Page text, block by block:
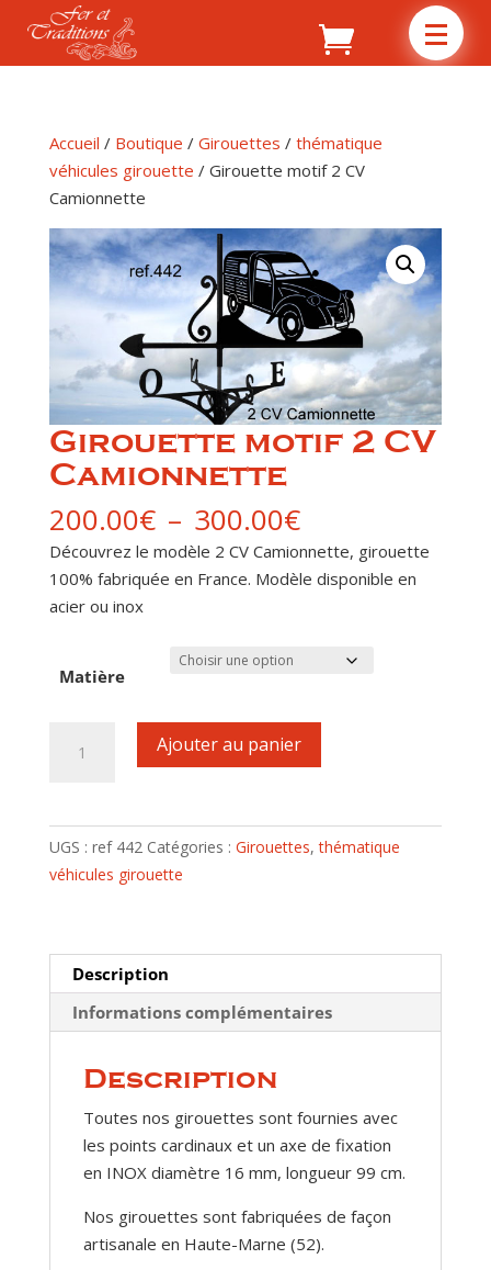
Accueil / Boutique / Girouettes / thématique
véhicules girouette / Girouette motif 2 CV
Camionnette
Girouette motif 2 CV
Camionnette
200.00€ – 300.00€Plage
de
prix :
200.00€
300.00€
Découvrez le modèle 2 CV Camionnette, girouette
100% fabriquée en France. Modèle disponible en
acier ou inox
Matière
2
CV
Ajouter au panier
UGS : ref 442 Catégories : Girouettes,thématique
véhicules girouette
Description
Informations complémentaires
Description
Toutes nos girouettes sont fournies avec
les points cardinaux et un axe de fixation
en INOX diamètre 16 mm, longueur 99 cm.
Nos girouettes sont fabriquées de façon
artisanale en Haute-Marne (52).